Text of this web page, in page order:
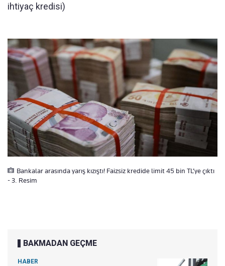
ihtiyaç kredisi)
Bankalar arasında yarış kızıştı! Faizsiz kredide limit 45 bin TL’ye çıktı
- 3. Resim
BAKMADAN GEÇME
HABER